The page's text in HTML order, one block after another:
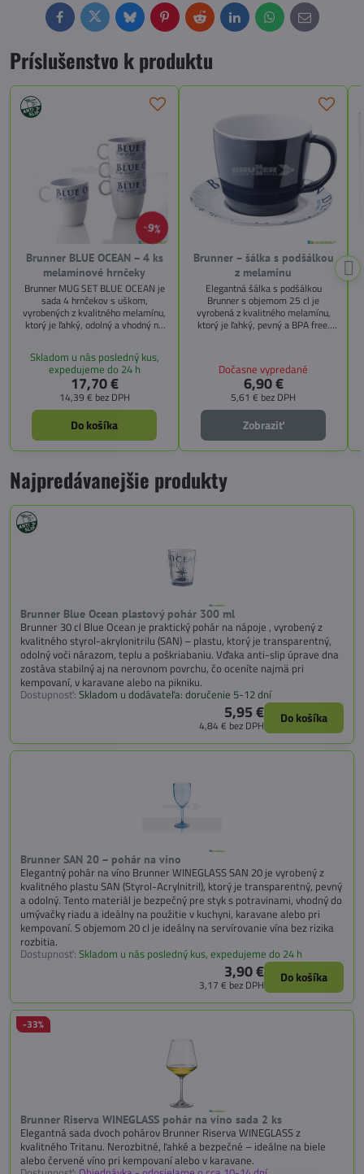
FacebookTwitterBlueskyPinterestReddit LinkedInWhatsApp
E-
mail
Príslušenstvo k produktu
9%
Brunner BLUE OCEAN – 4 ks
melamínové hrnčeky
Brunner MUG SET BLUE OCEAN je
sada 4 hrnčekov s uškom,
vyrobených z kvalitného melamínu,
ktorý je ľahký, odolný a vhodný na
má rozmery Ø 9 × výška 9,5 cm a
je vybavený protišmykovou úpravou
(anti-slip) pre bezpečné používanie
aj na nerovnom povrchu.Ideálne na
kempovanie, karavan, pikniky či
záhradu – praktické, nerozbitné a
ľahko umývateľné.
Skladom u nás posledný kus,
expedujeme do 24 h
17,70 €
14,39 € bez DPH
Do košíka
Brunner – šálka s podšálkou
z melamínu
Elegantná šálka s podšálkou
Brunner s objemom 25 cl je
vyrobená z kvalitného melamínu,
ktorý je ľahký, pevný a BPA free.
kempovaní alebo na cestách –
zostáva stabilná aj počas pohybu.
Rozmery šálky sú Ø 9 × H 7,5 cm,
čo ju robí praktickou na rannú kávu,
čaj či iný teplý nápoj.
Dočasne vypredané
6,90 €
5,61 € bez DPH
Zobraziť
Najpredávanejšie produkty
Brunner Blue Ocean plastový pohár 300 ml
Brunner 30 cl Blue Ocean je praktický pohár na nápoje , vyrobený z
kvalitného styrol-akrylonitrilu (SAN) – plastu, ktorý je transparentný,
odolný voči nárazom, teplu a poškriabaniu. Vďaka anti-slip úprave dna
zostáva stabilný aj na nerovnom povrchu, čo oceníte najmä pri
kempovaní, v karavane alebo na pikniku.
Dostupnosť: Skladom u dodávateľa: doručenie 5-12 dní
5,95 €
4,84 € bez DPH Do košíka
Brunner SAN 20 – pohár na víno
Elegantný pohár na víno Brunner WINEGLASS SAN 20 je vyrobený z
kvalitného plastu SAN (Styrol-Acrylnitril), ktorý je transparentný, pevný
a odolný. Tento materiál je bezpečný pre styk s potravinami, vhodný do
umývačky riadu a ideálny na použitie v kuchyni, karavane alebo pri
kempovaní. S objemom 20 cl je ideálny na servírovanie vína bez rizika
rozbitia.
Dostupnosť: Skladom u nás posledný kus, expedujeme do 24 h
3,90 €
3,17 € bez DPH Do košíka
Brunner Riserva WINEGLASS pohár na víno sada 2 ks
-33%
Elegantná sada dvoch pohárov Brunner Riserva WINEGLASS z
kvalitného Tritanu. Nerozbitné, ľahké a bezpečné – ideálne na biele
alebo červené víno pri kempovaní alebo v karavane.